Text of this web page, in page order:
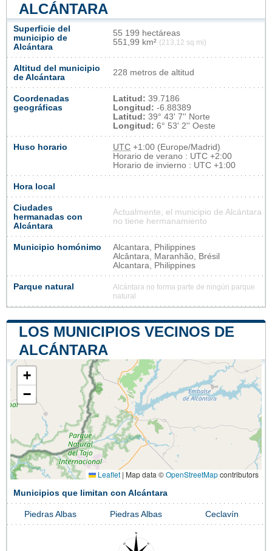
ALCÁNTARA
Superficie del
municipio de
Alcántara
55 199 hectáreas
551,99 km² (213,12 sq mi)
Altitud del municipio
de Alcántara
228 metros de altitud
Coordenadas
geográficas
Latitud: 39.7186
Longitud: -6.88389
Latitud: 39° 43' 7'' Norte
Longitud: 6° 53' 2'' Oeste
Huso horario UTC +1:00 (Europe/Madrid)
Horario de verano : UTC +2:00
Horario de invierno : UTC +1:00
Hora local
Ciudades
hermanadas con
Alcántara
Actualmente, el municipio de Alcántara
no tiene hermanamiento
Municipio homónimo
Alcantara, Philippines
Alcântara, Maranhão, Brésil
Alcantara, Philippines
Parque natural
Alcántara no forma parte de ningún parque
natural
LOS MUNICIPIOS VECINOS DE
ALCÁNTARA
+
−
Leaflet | Map data ©OpenStreetMapcontributors
Municipios que limitan con Alcántara
Piedras Albas Piedras Albas Ceclavín